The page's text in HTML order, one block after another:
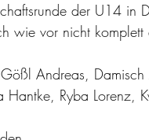
der U14 in
wie vor nicht
Andreas,
Hantke, Ryba Lorenz,